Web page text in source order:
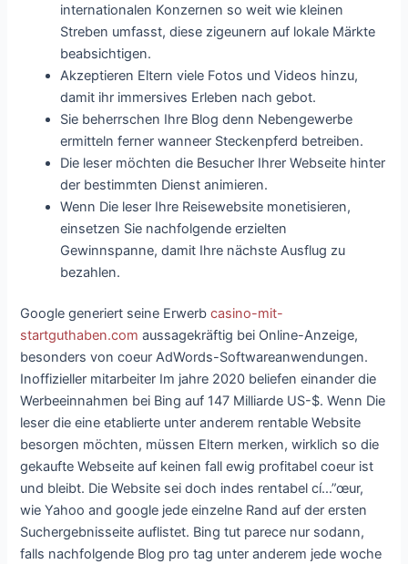
internationalen Konzernen so weit wie kleinen
Streben umfasst, diese zigeunern auf lokale Märkte
beabsichtigen.
Akzeptieren Eltern viele Fotos und Videos hinzu,
damit ihr immersives Erleben nach gebot.
Sie beherrschen Ihre Blog denn Nebengewerbe
ermitteln ferner wanneer Steckenpferd betreiben.
Die leser möchten die Besucher Ihrer Webseite hinter
der bestimmten Dienst animieren.
Wenn Die leser Ihre Reisewebsite monetisieren,
einsetzen Sie nachfolgende erzielten
Gewinnspanne, damit Ihre nächste Ausflug zu
bezahlen.
Google generiert seine Erwerbcasino-mit-
startguthaben.com aussagekräftig bei Online-Anzeige,
besonders von coeur AdWords-Softwareanwendungen.
Inoffizieller mitarbeiter Im jahre 2020 beliefen einander die
Werbeeinnahmen bei Bing auf 147 Milliarde US-$. Wenn Die
leser die eine etablierte unter anderem rentable Website
besorgen möchten, müssen Eltern merken, wirklich so die
gekaufte Webseite auf keinen fall ewig profitabel coeur ist
und bleibt. Die Website sei doch indes rentabel cí…”œur,
wie Yahoo and google jede einzelne Rand auf der ersten
Suchergebnisseite auflistet. Bing tut parece nur sodann,
falls nachfolgende Blog pro tag unter anderem jede woche